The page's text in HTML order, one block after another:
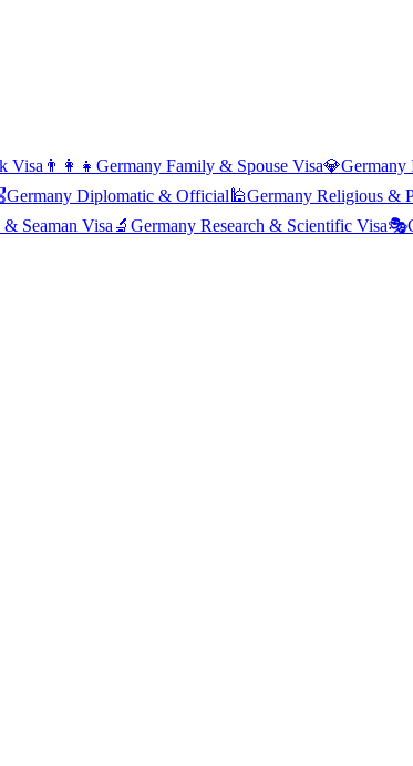
Visa 👨‍👩‍👧 Germany Family & Spouse Visa💎Germany
Germany Diplomatic & Official 🕌Germany Religious &
Seaman Visa 🔬 Germany Research & Scientific Visa🎭